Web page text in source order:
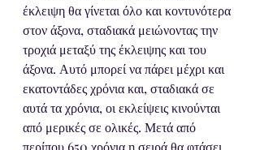
έκλειψη θα γίνεται όλο και κοντυνότερα
στον άξονα, σταδιακά μειώνοντας την
τροχιά μεταξύ της έκλειψης και του
άξονα. Αυτό μπορεί να πάρει μέχρι και
εκατοντάδες χρόνια και, σταδιακά σε
αυτά τα χρόνια, οι εκλείψεις κινούνται
από μερικές σε ολικές. Μετά από
περίπου 650 χρόνια η σειρά θα φτάσει